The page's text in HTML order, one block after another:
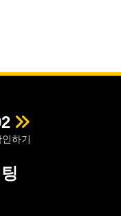
인하기